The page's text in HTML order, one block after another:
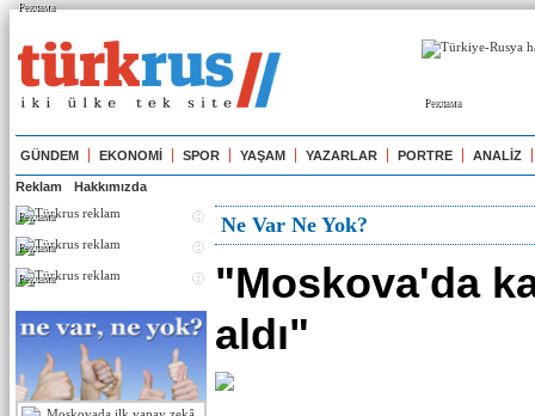
Реклама
Реклама
GÜNDEM EKONOMİ SPOR YAŞAM YAZARLAR PORTRE ANALİZ
Reklam Hakkımızda
Реклама
Реклама
Реклама
Ne Var Ne Yok?
"Moskova'da
aldı"